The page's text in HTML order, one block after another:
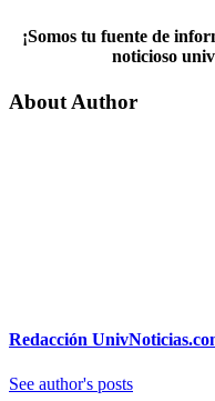
¡Somos tu fuente de
noticioso
About Author
Redacción
See author's posts